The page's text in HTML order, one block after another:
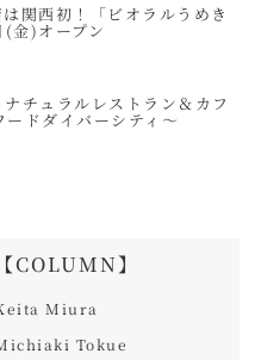
関西初！「ビオラルうめき
金)オープン
チュラルレストラン＆カフ
ドダイバーシティ～
【COLUMN】
Miura
Tokue